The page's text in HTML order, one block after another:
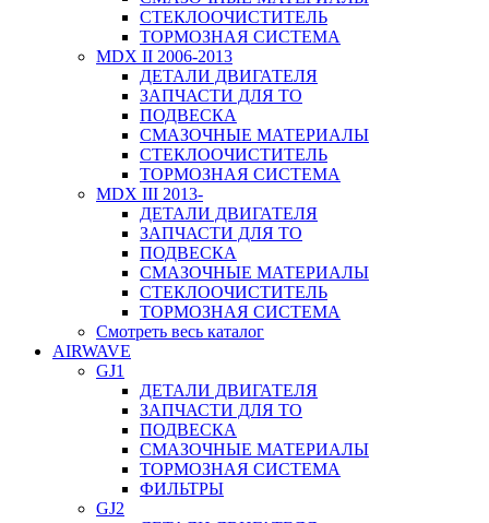
СТЕКЛООЧИСТИТЕЛЬ
ТОРМОЗНАЯ СИСТЕМА
MDX II 2006-2013
ДЕТАЛИ ДВИГАТЕЛЯ
ЗАПЧАСТИ ДЛЯ ТО
ПОДВЕСКА
СМАЗОЧНЫЕ МАТЕРИАЛЫ
СТЕКЛООЧИСТИТЕЛЬ
ТОРМОЗНАЯ СИСТЕМА
MDX III 2013-
ДЕТАЛИ ДВИГАТЕЛЯ
ЗАПЧАСТИ ДЛЯ ТО
ПОДВЕСКА
СМАЗОЧНЫЕ МАТЕРИАЛЫ
СТЕКЛООЧИСТИТЕЛЬ
ТОРМОЗНАЯ СИСТЕМА
Смотреть весь каталог
AIRWAVE
GJ1
ДЕТАЛИ ДВИГАТЕЛЯ
ЗАПЧАСТИ ДЛЯ ТО
ПОДВЕСКА
СМАЗОЧНЫЕ МАТЕРИАЛЫ
ТОРМОЗНАЯ СИСТЕМА
ФИЛЬТРЫ
GJ2